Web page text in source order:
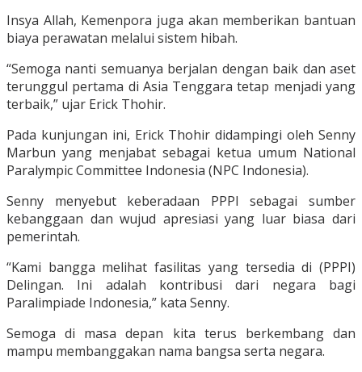
Insya Allah, Kemenpora juga akan memberikan bantuan
biaya perawatan melalui sistem hibah.
“Semoga nanti semuanya berjalan dengan baik dan aset
terunggul pertama di Asia Tenggara tetap menjadi yang
terbaik,” ujar Erick Thohir.
Pada kunjungan ini, Erick Thohir didampingi oleh Senny
Marbun yang menjabat sebagai ketua umum National
Paralympic Committee Indonesia (NPC Indonesia).
Senny menyebut keberadaan PPPI sebagai sumber
kebanggaan dan wujud apresiasi yang luar biasa dari
pemerintah.
“Kami bangga melihat fasilitas yang tersedia di (PPPI)
Delingan. Ini adalah kontribusi dari negara bagi
Paralimpiade Indonesia,” kata Senny.
Semoga di masa depan kita terus berkembang dan
mampu membanggakan nama bangsa serta negara.